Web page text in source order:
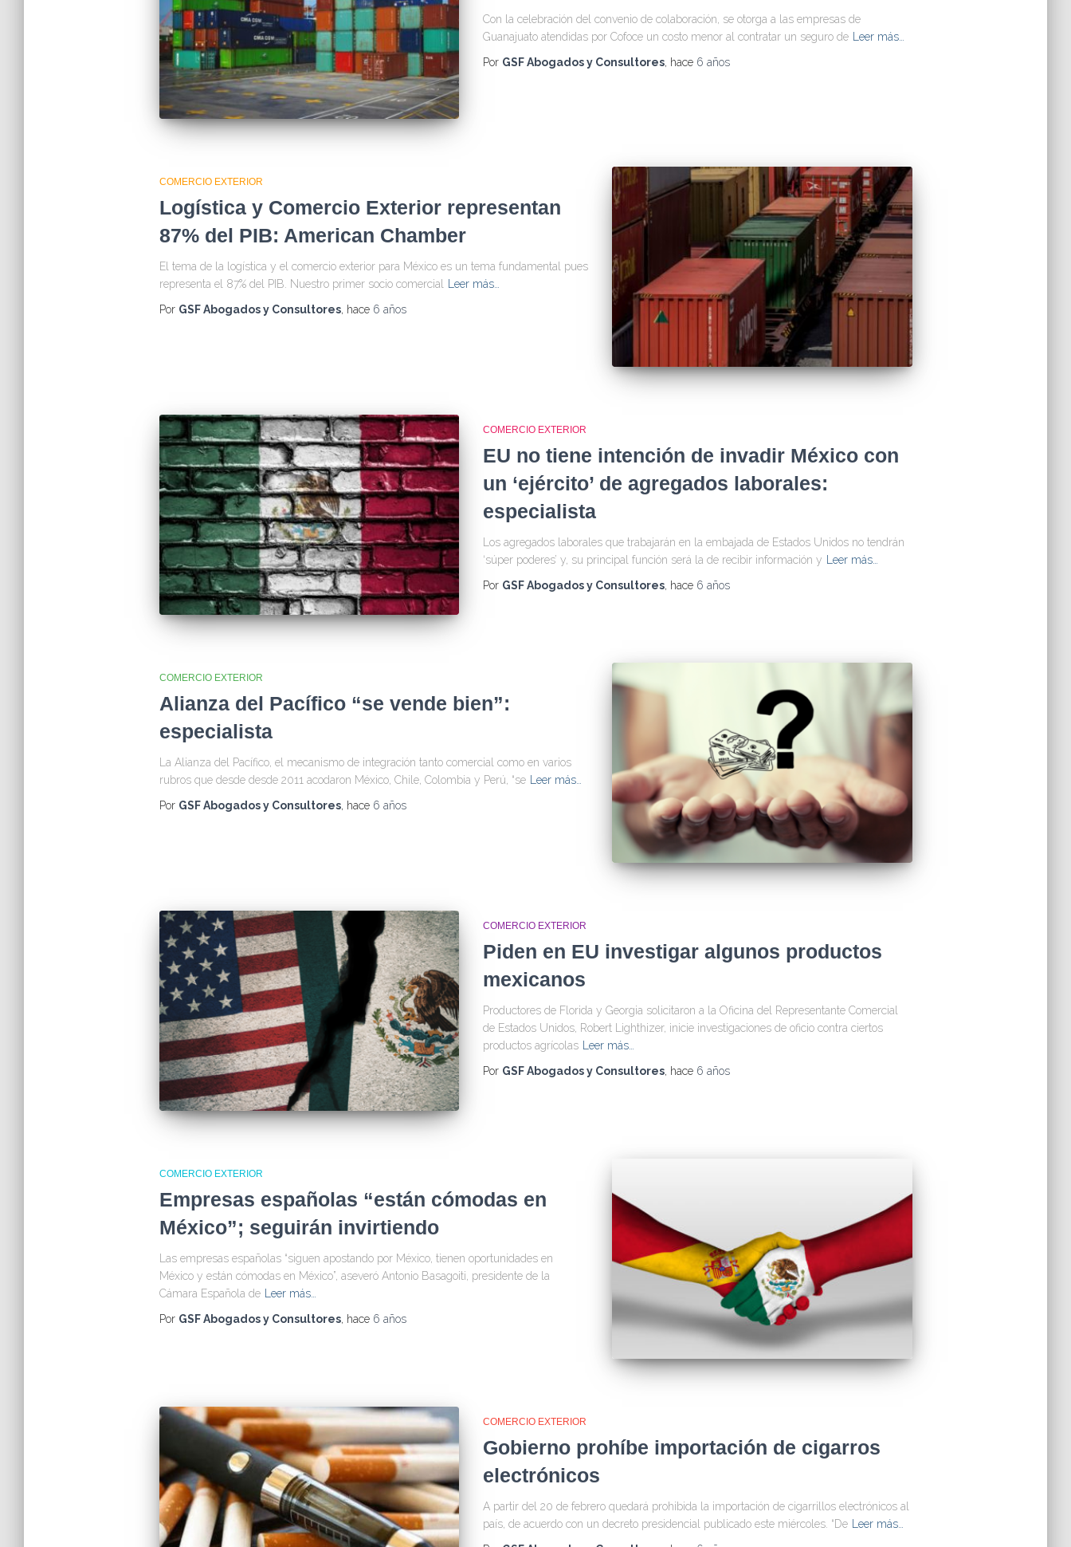
Con la celebración del convenio de colaboración, se otorga a las empresas de
Guanajuato atendidas por Cofoce un costo menor al contratar un seguro de
Leer más…
Por GSF Abogados y Consultores, hace 6 años
COMERCIO EXTERIOR
Logística y Comercio Exterior representan
87% del PIB: American Chamber
El tema de la logística y el comercio exterior para México es un tema fundamental pues
representa el 87% del PIB. Nuestro primer socio comercial Leer más…
Por GSF Abogados y Consultores, hace 6 años
COMERCIO EXTERIOR
EU no tiene intención de invadir México con
un ‘ejército’ de agregados laborales:
especialista
Los agregados laborales que trabajarán en la embajada de Estados Unidos no tendrán
‘súper poderes’ y, su principal función será la de recibir información y Leer más…
Por GSF Abogados y Consultores, hace 6 años
COMERCIO EXTERIOR
Alianza del Pacífico “se vende bien”:
especialista
La Alianza del Pacífico, el mecanismo de integración tanto comercial como en varios
rubros que desde desde 2011 acodaron México, Chile, Colombia y Perú, “se
Leer más…
Por GSF Abogados y Consultores, hace 6 años
COMERCIO EXTERIOR
Piden en EU investigar algunos productos
mexicanos
Productores de Florida y Georgia solicitaron a la Oficina del Representante Comercial
de Estados Unidos, Robert Lighthizer, inicie investigaciones de oficio contra ciertos
productos agrícolas
Leer más…
Por GSF Abogados y Consultores, hace 6 años
COMERCIO EXTERIOR
Empresas españolas “están cómodas en
México”; seguirán invirtiendo
Las empresas españolas “siguen apostando por México, tienen oportunidades en
México y están cómodas en México”, aseveró Antonio Basagoiti, presidente de la
Cámara Española de
Leer más…
Por GSF Abogados y Consultores, hace 6 años
COMERCIO EXTERIOR
Gobierno prohíbe importación de cigarros
electrónicos
A partir del 20 de febrero quedará prohibida la importación de cigarrillos electrónicos al
país, de acuerdo con un decreto presidencial publicado este miércoles. “De
Leer más…